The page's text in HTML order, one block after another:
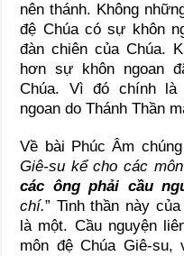
nên thánh. Không
đệ Chúa có sự khôn
đàn chiên của Chúa.
hơn sự khôn ngoan
Chúa. Vì đó chính là
ngoan do Thánh Thần
Về bài Phúc Âm
Giê-su kể cho các
các ông phải cầu
chí.” Tinh thần này
là một. Cầu nguyện
môn đệ Chúa Giê-